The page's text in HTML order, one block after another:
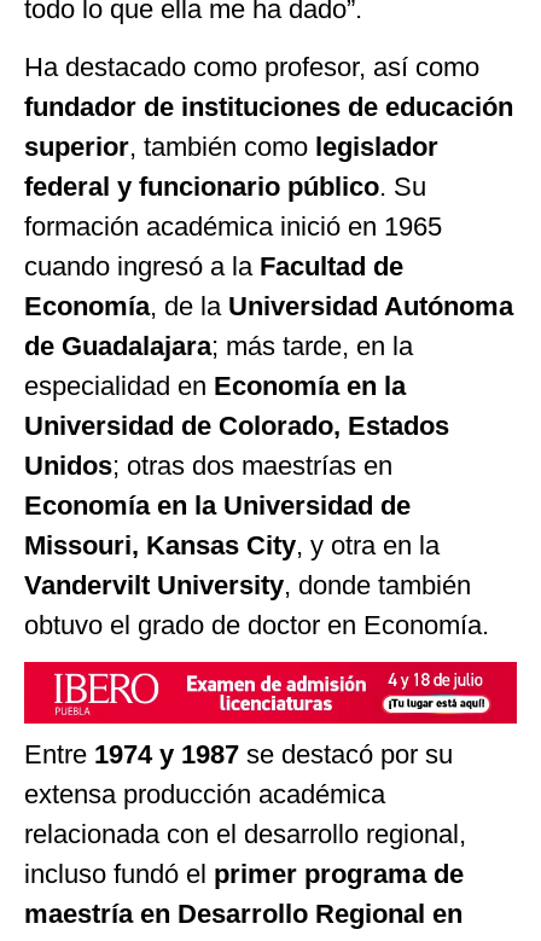
todo lo que ella me ha dado”.
Ha destacado como profesor, así como
fundador de instituciones de educación
superior, también como legislador
federal y funcionario público. Su
formación académica inició en 1965
cuando ingresó a la Facultad de
Economía, de la Universidad Autónoma
de Guadalajara; más tarde, en la
especialidad en Economía en la
Universidad de Colorado, Estados
Unidos; otras dos maestrías en
Economía en la Universidad de
Missouri, Kansas City, y otra en la
Vandervilt University, donde también
obtuvo el grado de doctor en Economía.
Entre 1974 y 1987 se destacó por su
extensa producción académica
relacionada con el desarrollo regional,
incluso fundó el primer programa de
maestría en Desarrollo Regional en